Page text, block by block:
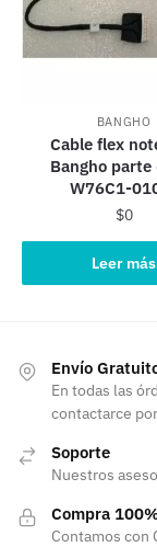
BANGHO
Cable flex
Bangho
W76C1-
$0
Leer más
Envío
En todas las
contactarce
Soporte
Nuestros
Compra
Contamos con